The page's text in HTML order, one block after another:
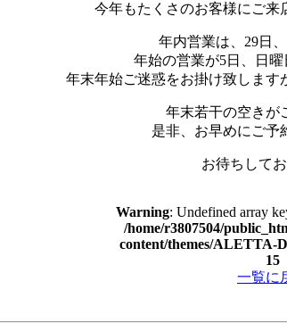
今年もたくさのお客様にご来
年内営業は、29日
年始の営業が5日、日曜
年末年始ご迷惑をお掛け致します
年末若干の空きが
是非、お早めにご予
お待ちしてお
Warning: Undefined array
/home/r3807504/
content/themes/ALETTA-
15
一覧に